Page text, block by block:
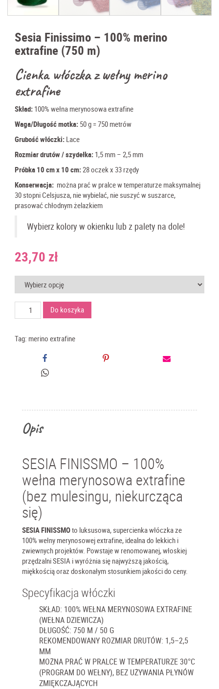
Sesia Finissimo – 100% merino
extrafine (750 m)
Cienka włóczka z wełny merino
extrafine
Skład: 100% wełna merynosowa extrafine
Waga/Długość motka: 50g = 750 metrów
Grubość włóczki: Lace
Rozmiar drutów / szydełka: 1,5 mm – 2,5 mm
Próbka 10 cm x 10 cm:28 oczek x 33 rzędy
Konserwacja: można prać w pralce w temperaturze maksymalnej
30 stopni Celsjusza, nie wybielać, nie suszyć w suszarce,
prasować chłodnym żelazkiem
Wybierz kolory w okienku lub z palety na dole!
23,70 zł
Sesia
-
Do koszyka
Tag: merino extrafine
Opis
SESIA FINISSMO – 100%
wełna merynosowa extrafine
(bez mulesingu, niekurcząca
się)
SESIA FINISSMOto luksusowa, supercienka włóczka ze
100% wełny merynosowej extrafine, idealna do lekkich i
zwiewnych projektów. Powstaje w renomowanej, włoskiej
przędzalni SESIA i wyróżnia się najwyższą jakością,
miękkością oraz doskonałym stosunkiem jakości do ceny.
Specyfikacja włóczki
SKŁAD: 100% WEŁNA MERYNOSOWA EXTRAFINE
(WEŁNA DZIEWICZA)
DŁUGOŚĆ: 750 M / 50 G
REKOMENDOWANY ROZMIAR DRUTÓW: 1,5–2,5
MM
MOŻNA PRAĆ W PRALCE W TEMPERATURZE 30°C
(PROGRAM DO WEŁNY), BEZ UŻYWANIA PŁYNÓW
ZMIĘKCZAJĄCYCH